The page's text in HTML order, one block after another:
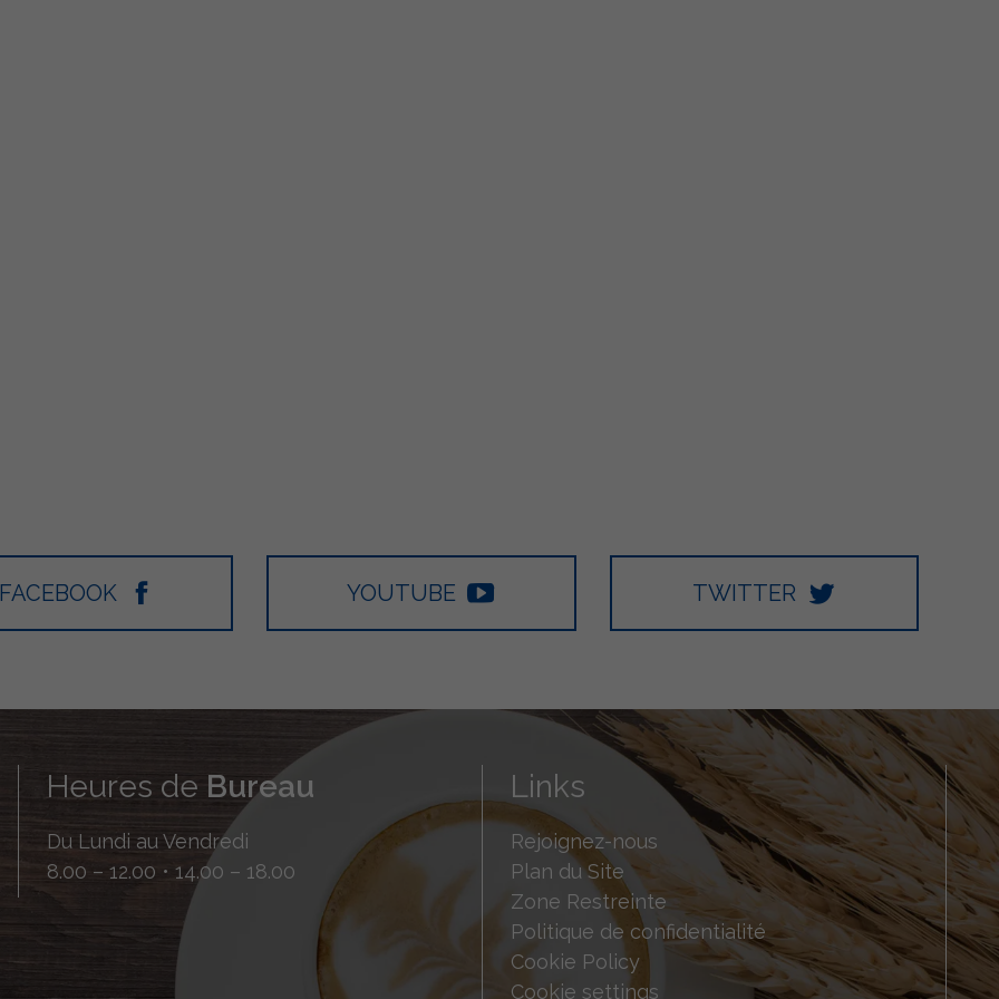
FACEBOOK YOUTUBE TWITTER
Heures de Bureau
Du Lundi au Vendredi
8.00 – 12.00 • 14.00 – 18.00
Links
Rejoignez-nous
Plan du Site
Zone Restreinte
Politique de confidentialité
Cookie Policy
Cookie settings